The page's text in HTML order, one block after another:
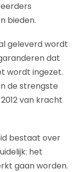
bieden.
geleverd wordt
dat
wordt ingezet.
de strengste
van kracht
bestaat over
het
gaan worden.